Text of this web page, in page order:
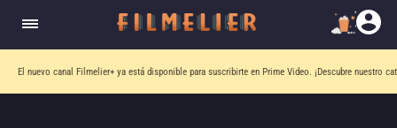
El nuevo canal Filmelier+ ya está disponible para suscribirte en Prime Video. ¡Descubre nuestro